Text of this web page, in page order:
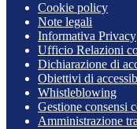
Cookie policy
Note legali
Informativa Privacy
Ufficio Relazioni
Dichiarazione di
Obiettivi di
Whistleblowing
Gestione consensi
Amministrazione